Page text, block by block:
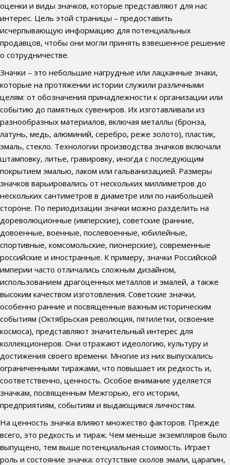
оценки и виды значков, которые представляют для нас
интерес. Цель этой страницы – предоставить
исчерпывающую информацию для потенциальных
продавцов, чтобы они могли принять взвешенное решение
о сотрудничестве.
Значки – это небольшие нагрудные или лацканные знаки,
которые на протяжении истории служили различными
целям: от обозначения принадлежности к организации или
событию до памятных сувениров. Их изготавливали из
разнообразных материалов, включая металлы (бронза,
латунь, медь, алюминий, серебро, реже золото), пластик,
эмаль, стекло. Технологии производства значков включали
штамповку, литье, гравировку, иногда с последующим
покрытием эмалью, лаком или гальванизацией. Размеры
значков варьировались от нескольких миллиметров до
нескольких сантиметров в диаметре или по наибольшей
стороне. По периодизации значки можно разделить на
дореволюционные (имперские), советские (ранние,
довоенные, военные, послевоенные, юбилейные,
спортивные, комсомольские, пионерские), современные
российские и иностранные. К примеру, значки Российской
империи часто отличались сложным дизайном,
использованием драгоценных металлов и эмалей, а также
высоким качеством изготовления. Советские значки,
особенно ранние и посвященные важным историческим
событиям (Октябрьская революция, пятилетки, освоение
космоса), представляют значительный интерес для
коллекционеров. Они отражают идеологию, культуру и
достижения своего времени. Многие из них выпускались
ограниченными тиражами, что повышает их редкость и,
соответственно, ценность. Особое внимание уделяется
значкам, посвященным Межгорью, его истории,
предприятиям, событиям и выдающимся личностям.
На ценность значка влияют множество факторов. Прежде
всего, это редкость и тираж. Чем меньше экземпляров было
выпущено, тем выше потенциальная стоимость. Играет
роль и состояние значка: отсутствие сколов эмали, царапин,